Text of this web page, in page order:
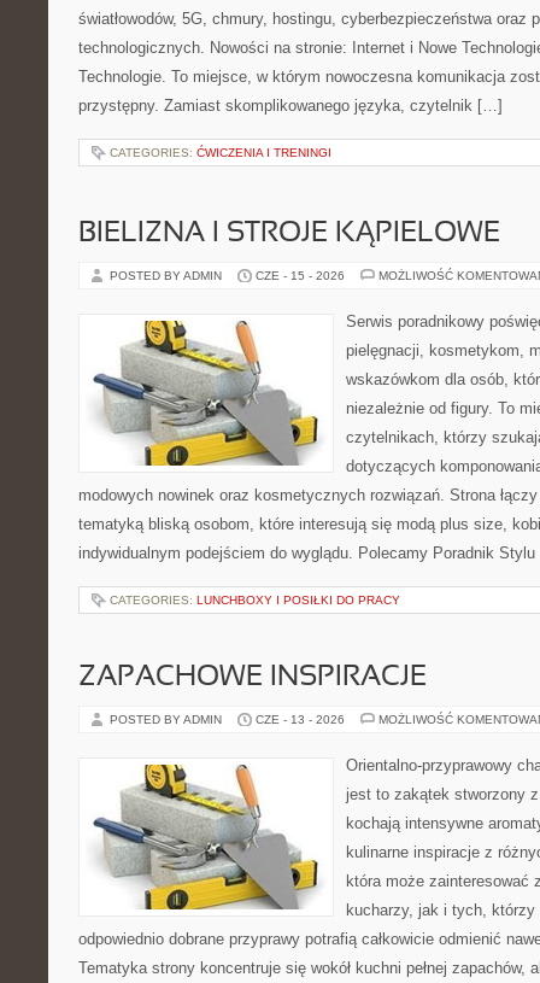
światłowodów, 5G, chmury, hostingu, cyberbezpieczeństwa oraz
technologicznych. Nowości na stronie: Internet i Nowe
Technologie. To miejsce, w którym nowoczesna komunikacja
przystępny. Zamiast skomplikowanego języka, czytelnik […]
CATEGORIES: ĆWICZENIA I TRENINGI
BIELIZNA I STROJE KĄPIELOWE
POSTED BY ADMIN CZE - 15 - 2026 MOŻLIWOŚĆ
Serwis poradnikowy
pielęgnacji, kosmetykom,
wskazówkom dla osób,
niezależnie od figury. To
czytelnikach, którzy
dotyczących
modowych nowinek oraz kosmetycznych rozwiązań. Strona
tematyką bliską osobom, które interesują się modą plus size,
indywidualnym podejściem do wyglądu. Polecamy Poradnik
CATEGORIES: LUNCHBOXY I POSIŁKI DO PRACY
ZAPACHOWE INSPIRACJE
POSTED BY ADMIN CZE - 13 - 2026 MOŻLIWOŚĆ
Orientalno-przyprawowy
jest to zakątek stworzony
kochają intensywne
kulinarne inspiracje z
która może zainteresować
kucharzy, jak i tych, którzy
odpowiednio dobrane przyprawy potrafią całkowicie odmienić
Tematyka strony koncentruje się wokół kuchni pełnej zapachów,